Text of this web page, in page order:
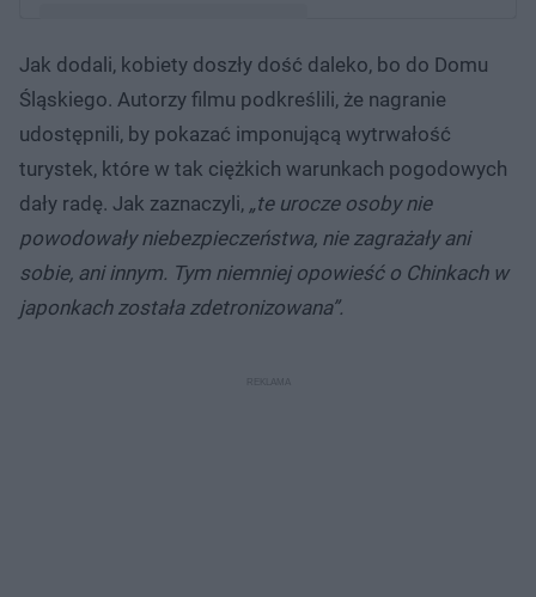
Post udostępniony przez aleks (@nury_i_gory)
Jak dodali, kobiety doszły dość daleko, bo do Domu
Śląskiego. Autorzy filmu podkreślili, że nagranie
udostępnili, by pokazać imponującą wytrwałość
turystek, które w tak ciężkich warunkach pogodowych
dały radę. Jak zaznaczyli, „te urocze osoby nie
powodowały niebezpieczeństwa, nie zagrażały ani
sobie, ani innym. Tym niemniej opowieść o Chinkach w
japonkach została zdetronizowana”.